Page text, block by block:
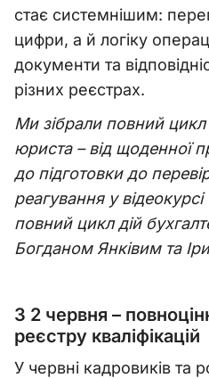
стає системнішим:
цифри, а й логіку
документи та
різних реєстрах.
Ми зібрали повний цикл
юриста – від щоденної
до підготовки до
реагування у
повний цикл дій
Богданом Янківим та
З 2 червня –
реєстру кваліфікацій
У червні кадровиків та